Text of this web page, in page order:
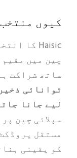
کیوں
چین میں
ساتھ شراکت
توانائی
لیے جانا
سپلائی چین
مستقل
کو یقینی